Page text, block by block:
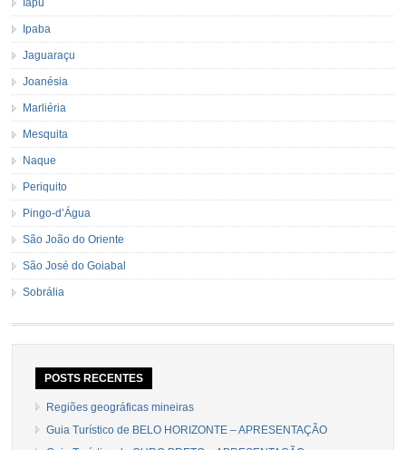
Iapu
Ipaba
Jaguaraçu
Joanésia
Marliéria
Mesquita
Naque
Periquito
Pingo-d’Água
São João do Oriente
São José do Goiabal
Sobrália
POSTS RECENTES
Regiões geográficas mineiras
Guia Turístico de BELO HORIZONTE – APRESENTAÇÃO